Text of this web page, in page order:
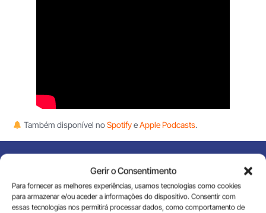
Gerir o Consentimento
Para fornecer as melhores experiências, usamos tecnologias como cookies
para armazenar e/ou aceder a informações do dispositivo. Consentir com
essas tecnologias nos permitirá processar dados, como comportamento de
Também disponível noSpotifyeApple Podcasts.